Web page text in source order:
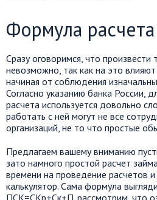
Формула расчета
Сразу оговоримся, что произвести
невозможно, так как на это
начиная от соблюдения
Согласно указанию банка России,
расчета используется довольно
работать с ней могут не все
организаций, не то что простые
Предлагаем вашему вниманию
зато намного простой расчет
времени на проведение расчетов
калькулятор. Сама формула
ПСК=СКр+Ск+П. рассмотрим, что